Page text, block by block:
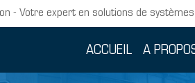
- Votre expert en solutions de
ACCUEIL A